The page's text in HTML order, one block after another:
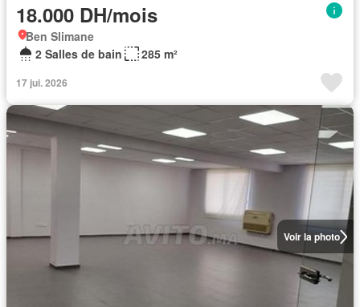
18.000 DH/mois
Ben Slimane
2 Salles de bain
285 m²
17 jui. 2026
Voir la photo